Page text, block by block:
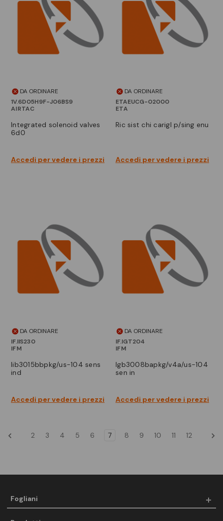
DA ORDINARE
1V.6D05H9F-J06BS9
AIRTAC
integrated solenoid valves
6d0
Accedi per vedere i prezzi
DA ORDINARE
ETAEUCG-02000
ETA
ric sist chi carigl p/sing enu
Accedi per vedere i prezzi
DA ORDINARE
IF.IIS230
IFM
iib3015bbpkg/us-104 sens
ind
Accedi per vedere i prezzi
DA ORDINARE
IF.IGT204
IFM
igb3008bapkg/v4a/us-104
sen in
Accedi per vedere i prezzi
2 3 4 5 6 7 8 9 10 11 12
Fogliani